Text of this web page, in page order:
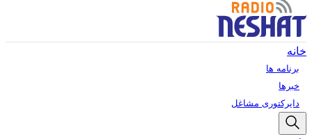
خانه
برنامه ها
خبرها
دایرکتوری مشاغل